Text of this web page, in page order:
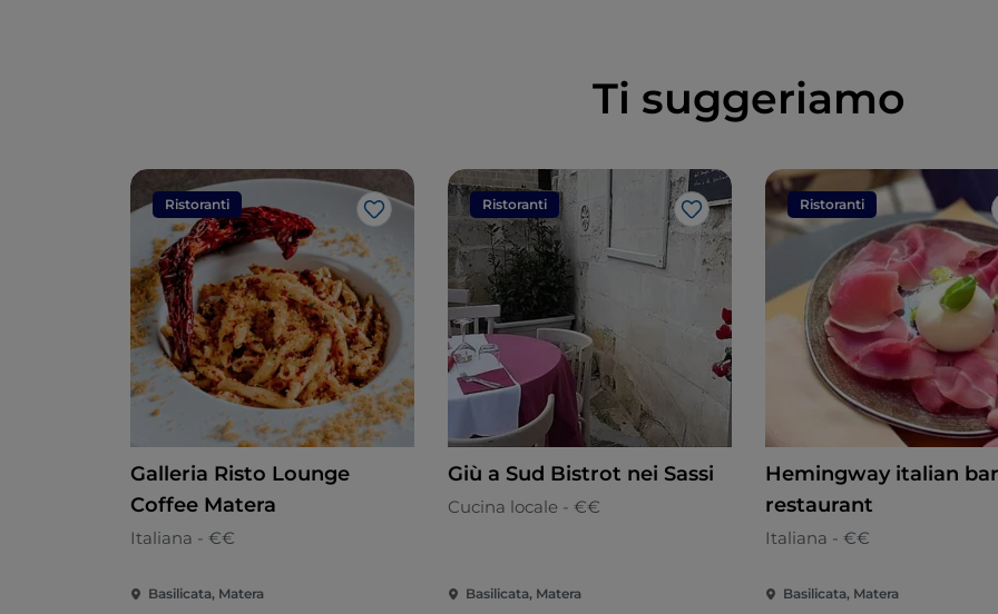
Ti suggeriamo
Ristoranti
Like
Galleria Risto Lounge
Coffee Matera
Italiana - €€
Basilicata, Matera
Ristoranti
Like
Giù a Sud Bistrot nei Sassi
Cucina locale - €€
Basilicata, Matera
Ristoranti
Hemingway italian
restaurant
Italiana - €€
Basilicata, Matera